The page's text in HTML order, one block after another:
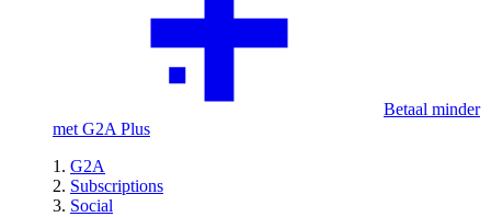
Betaal minder
met G2A Plus
G2A
Subscriptions
Social